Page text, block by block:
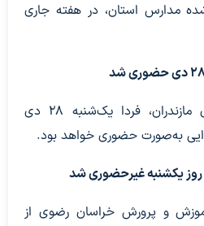
مدارس استان، در هفته جاری
بر اساس اعلام استانداری مازندران، فردا یک‌شنبه ۲۸ دی‌
به‌صورت حضوری خواهد بود.
یکشنبه غیرحضوری شد
و پرورش خراسان رضوی از